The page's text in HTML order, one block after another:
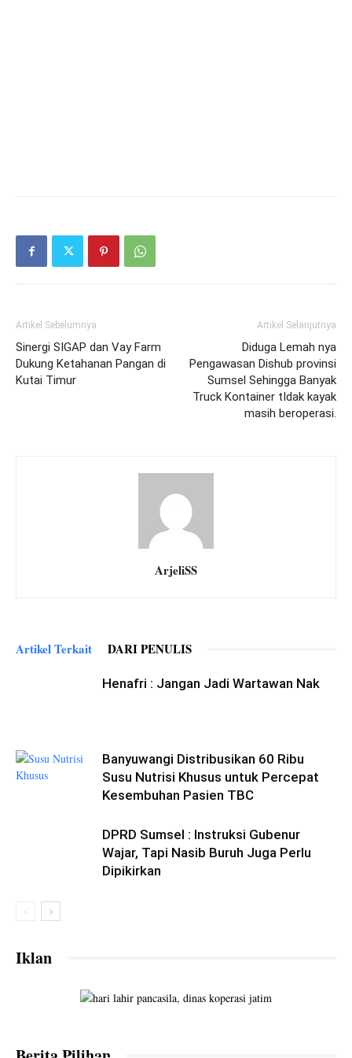
Artikel Sebelumnya
Sinergi SIGAP dan Vay Farm
Dukung Ketahanan Pangan di
Kutai Timur
Artikel Selanjutnya
Diduga Lemah nya
Pengawasan Dishub provinsi
Sumsel Sehingga Banyak
Truck Kontainer tIdak kayak
masih beroperasi.
ArjeliSS
Artikel Terkait DARI PENULIS
Henafri : Jangan Jadi Wartawan Nak
Banyuwangi Distribusikan 60 Ribu
Susu Nutrisi Khusus untuk Percepat
Kesembuhan Pasien TBC
DPRD Sumsel : Instruksi Gubenur
Wajar, Tapi Nasib Buruh Juga Perlu
Dipikirkan
Iklan
Temuan BPK Terkait Dugaan Ketidaksesuaian